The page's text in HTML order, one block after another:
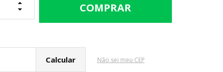
Não sei meu CEP